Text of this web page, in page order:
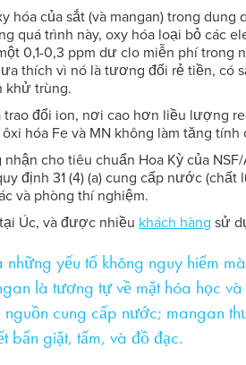
hóa của sắt (và mangan) trong
quá trình này, oxy hóa loại bỏ các
0,1-0,3 ppm dư clo miễn phí
ưa thích vì nó là tương đối rẻ tiền,
khử trùng.
đổi ion, nơi cao hơn liều lượng
hóa Fe và MN không làm tăng
cho tiêu chuẩn Hoa Kỳ của
định 31 (4) (a) cung cấp nước
và phòng thí nghiệm.
Úc, và được nhiều khách hàng sử
những yếu tố không nguy hiểm
là tương tự về mặt hóa học
nguồn cung cấp nước; mangan
bẩn giặt, tấm, và đồ đạc.